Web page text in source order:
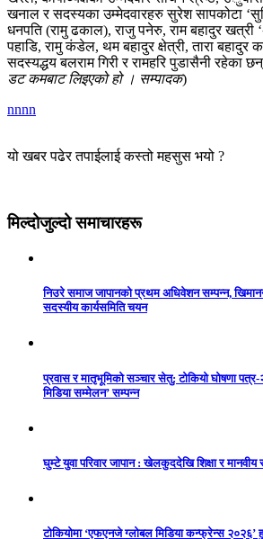
खनाल र सदस्यका उम्मेदवारहरु सुरेश सापकोटा
धनपति (रामु ढकाल), राजु पनेरु, राम बहादुर खत्री
पहाडि, रामु कंडेल, थम बहादुर क्षेत्री, तारा बहादुर
सदस्यद्धय बलराम गिरी र रामहरि पुडासैनी रहेका
डट कमबाट लिइएको हो । सम्पादक)
nnnn
यो खबर पढेर तपाईलाई कस्तो महसुस भयो ?
मिल्दोजुल्दो समाचारहरू
निउरे समाज जापानको प्रथम अधिवेशन सम्पन्न,
सदस्यीय कार्यसमिति चयन
प्रवास र मातृभूमिको सञ्चार सेतु: टोकियो घोषणा
मिडिया सम्मेलन’ सम्पन्न
घुम्टे युवा परिवार जापान : खेलकुददेखि शिक्षा र
टोकियोमा ‘एफएनजे ग्लोबल मिडिया कन्फ्रेन्स २०२६’